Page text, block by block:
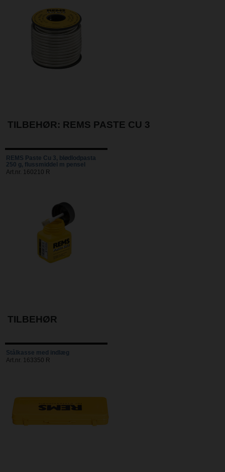
TILBEHØR: REMS PASTE CU 3
REMS Paste Cu 3, blødlodpasta
250 g, flussmiddel m pensel
Art.nr. 160210 R
TILBEHØR
Stålkasse med indlæg
Art.nr. 163350 R